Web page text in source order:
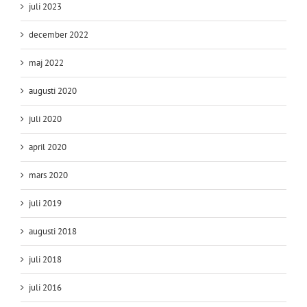
juli 2023
december 2022
maj 2022
augusti 2020
juli 2020
april 2020
mars 2020
juli 2019
augusti 2018
juli 2018
juli 2016